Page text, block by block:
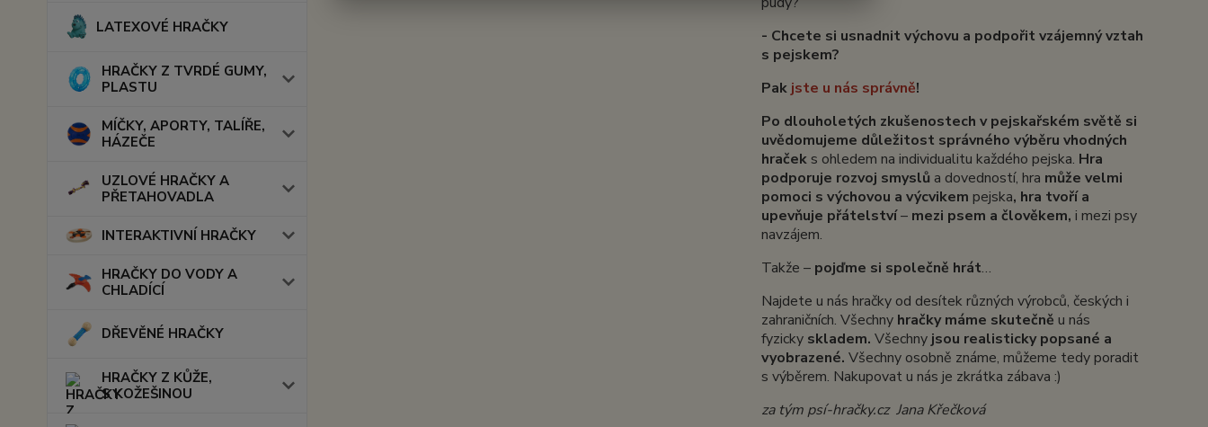
LATEXOVÉ HRAČKY
HRAČKY Z TVRDÉ GUMY,
PLASTU
MÍČKY, APORTY, TALÍŘE,
HÁZEČE
UZLOVÉ HRAČKY A
PŘETAHOVADLA
INTERAKTIVNÍ HRAČKY
HRAČKY DO VODY A
CHLADÍCÍ
DŘEVĚNÉ HRAČKY
HRAČKY Z KŮŽE,
S KOŽEŠINOU
- Chcete si usnadnit výchovu a podpořit vzájemný vztah
s pejskem?
Pakjste u nás správně!
Po dlouholetých zkušenostech v pejskařském světě si
uvědomujeme důležitost správného výběru vhodných
hračeks ohledem na individualitu každého pejska. Hra
podporuje rozvoj smyslů a dovedností, hra může velmi
pomoci s výchovou a výcvikem pejska, hra tvoří a
upevňuje přátelství– mezi psem a člověkem, i mezi psy
navzájem.
Takže – pojďme si společně hrát…
Najdete u nás hračky od desítek různých výrobců, českých i
zahraničních. Všechny hračky máme skutečně u nás
fyzicky skladem. Všechnyjsou realisticky popsané a
vyobrazené. Všechny osobně známe, můžeme tedy poradit
s výběrem. Nakupovat u nás je zkrátka zábava :)
za tým psí-hračky.cz Jana Křečková